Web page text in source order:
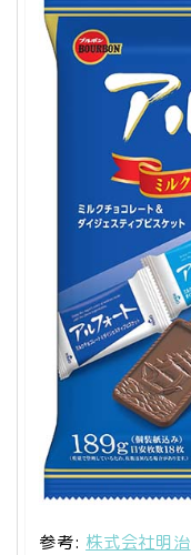
参考: 株式会社明治